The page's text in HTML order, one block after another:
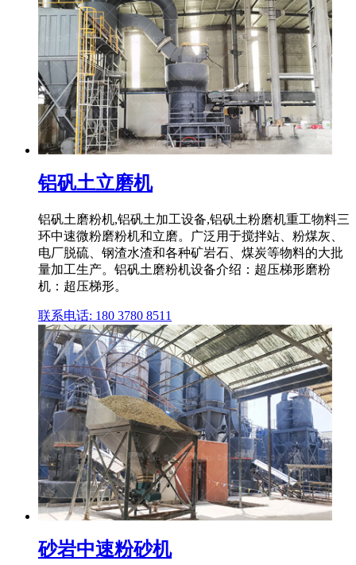
铝矾土立磨机
铝矾土磨粉机,铝矾土加工设备,铝矾土粉磨机重工物料三
环中速微粉磨粉机和立磨。广泛用于搅拌站、粉煤灰、
电厂脱硫、钢渣水渣和各种矿岩石、煤炭等物料的大批
量加工生产。铝矾土磨粉机设备介绍：超压梯形磨粉
机：超压梯形。
联系电话: 180 3780 8511
砂岩中速粉砂机